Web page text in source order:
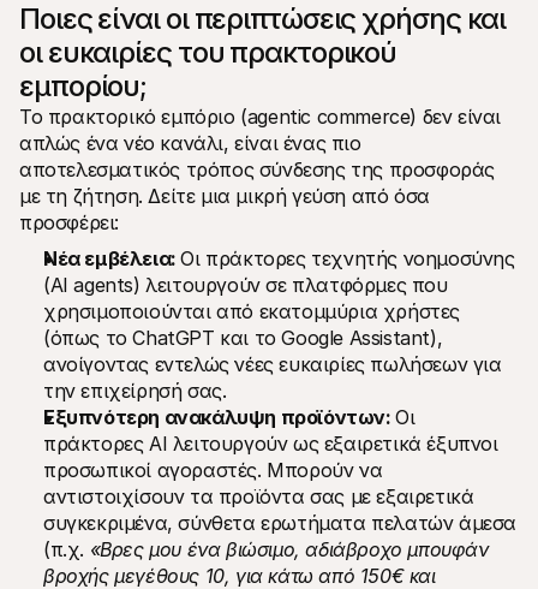
Ποιες είναι οι περιπτώσεις χρήσης και
οι ευκαιρίες του πρακτορικού
εμπορίου;
Το πρακτορικό εμπόριο (agentic commerce) δεν είναι
απλώς ένα νέο κανάλι, είναι ένας πιο
αποτελεσματικός τρόπος σύνδεσης της προσφοράς
με τη ζήτηση. Δείτε μια μικρή γεύση από όσα
προσφέρει:
Νέα εμβέλεια: Οι πράκτορες τεχνητής νοημοσύνης
(AI agents) λειτουργούν σε πλατφόρμες που
χρησιμοποιούνται από εκατομμύρια χρήστες
(όπως το ChatGPT και το Google Assistant),
ανοίγοντας εντελώς νέες ευκαιρίες πωλήσεων για
την επιχείρησή σας.
Εξυπνότερη ανακάλυψη προϊόντων: Οι
πράκτορες AI λειτουργούν ως εξαιρετικά έξυπνοι
προσωπικοί αγοραστές. Μπορούν να
αντιστοιχίσουν τα προϊόντα σας με εξαιρετικά
συγκεκριμένα, σύνθετα ερωτήματα πελατών άμεσα
(π.χ. «Βρες μου ένα βιώσιμο, αδιάβροχο μπουφάν
βροχής μεγέθους 10, για κάτω από 150€ και